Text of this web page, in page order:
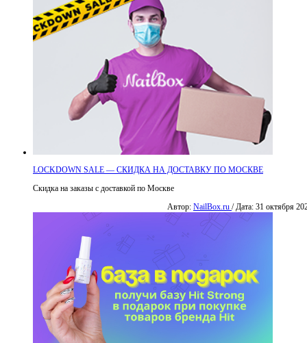
LOCKDOWN SALE — СКИДКА НА ДОСТАВКУ ПО МОСКВЕ
Скидка на заказы с доставкой по Москве
Автор: NailBox.ru / Дата: 31 октября